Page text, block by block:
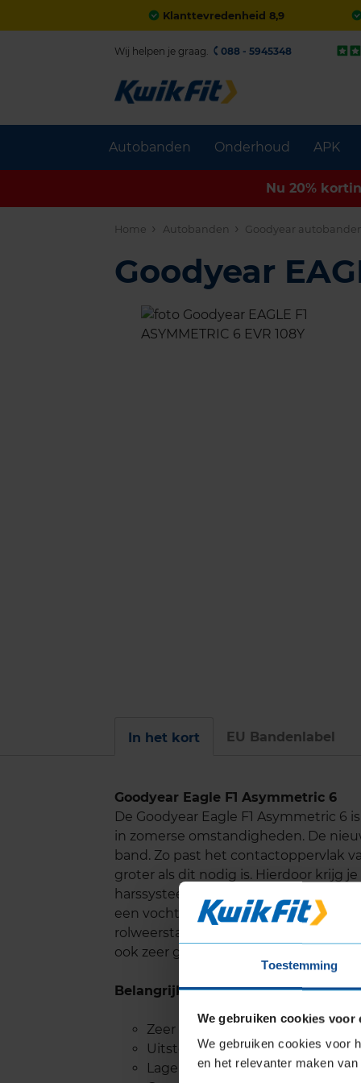
Toestemming
We gebruiken cookies voor
We gebruiken cookies voor
en het relevanter maken
Klanttevredenheid 8,9
Autobanden Onderhoud APK
Wij helpen je graag. 088 - 5945348
Nu 20%
Home Autobanden Goodyear
Goodyear
In het kort EU Bandenlabel
Goodyear Eagle F1 Asymmetric 6
De Goodyear Eagle F1 Asymmetric
in zomerse omstandigheden. De
band. Zo past het contactoppervlak
groter als dit nodig is. Hierdoor krijg
harssysteem voor meer contact
een vochtige of natte weg. De
rolweerstand, waardoor het rolgeluid
ook zeer geschikt voor elektrische
Belangrijke eigenschappen
Zeer goede prestaties op droog
Uitstekende remweg op nat
Lage rolweerstand, stille band